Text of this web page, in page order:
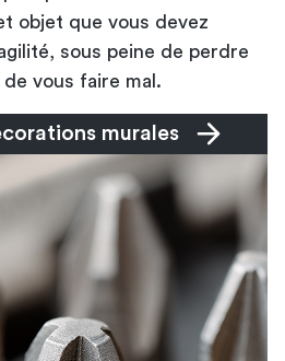
objet que vous devez
sous peine de perdre
vous faire mal.
murales